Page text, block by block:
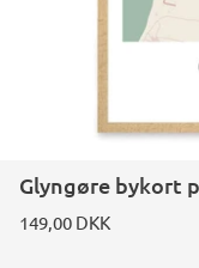
Glyngøre bykort
149,00 DKK